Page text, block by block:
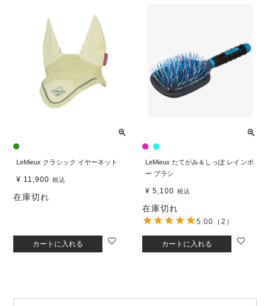
LeMieux クラシック イヤーネット
¥ 11,900 税込
在庫切れ
カートに入れる
LeMieux たてがみ＆しっぽ レインボ
ー ブラシ
¥ 5,100 税込
在庫切れ
カートに入れる
5.00 （2）